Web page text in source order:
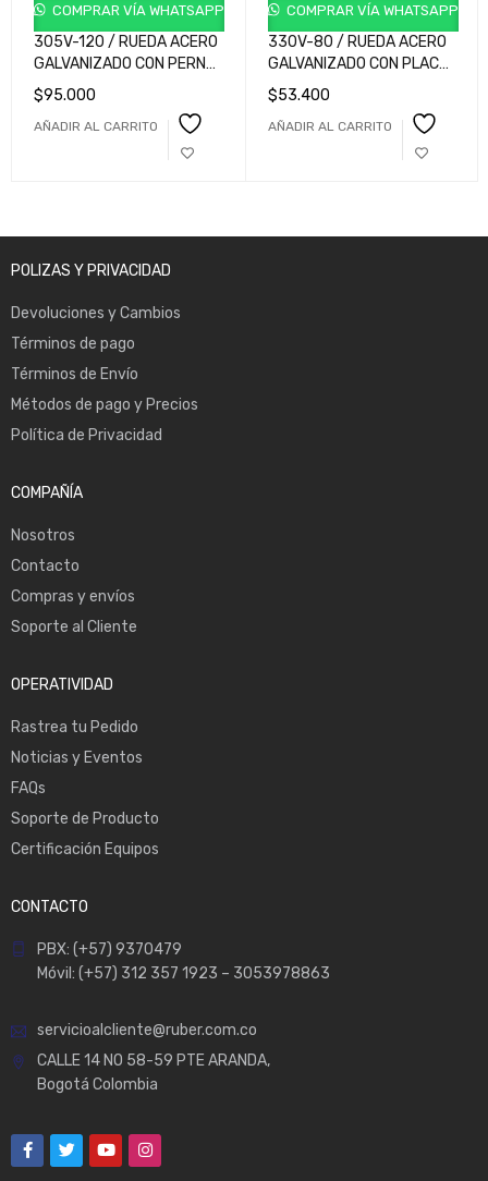
COMPRAR VÍA WHATSAPP
305V-120 / RUEDA ACERO
GALVANIZADO CON PERNO
PARA FIJAR 2
RODAMIENTOS 120mm cod
11502050 001
$95.000
AÑADIR AL CARRITO
COMPRAR VÍA WHATSAPP
330V-80 / RUEDA ACERO
GALVANIZADO CON PLACA
A SOLDAR 80mm cod
11510520 001 (copia)
$53.400
AÑADIR AL CARRITO
POLIZAS Y PRIVACIDAD
Devoluciones y Cambios
Términos de pago
Términos de Envío
Métodos de pago y Precios
Política de Privacidad
COMPAÑÍA
Nosotros
Contacto
Compras y envíos
Soporte al Cliente
OPERATIVIDAD
Rastrea tu Pedido
Noticias y Eventos
FAQs
Soporte de Producto
Certificación Equipos
CONTACTO
PBX: (+57) 9370479
Móvil: (+57) 312 357 1923 – 3053978863
servicioalcliente@ruber.com.co
CALLE 14 NO 58-59 PTE ARANDA,
Bogotá Colombia